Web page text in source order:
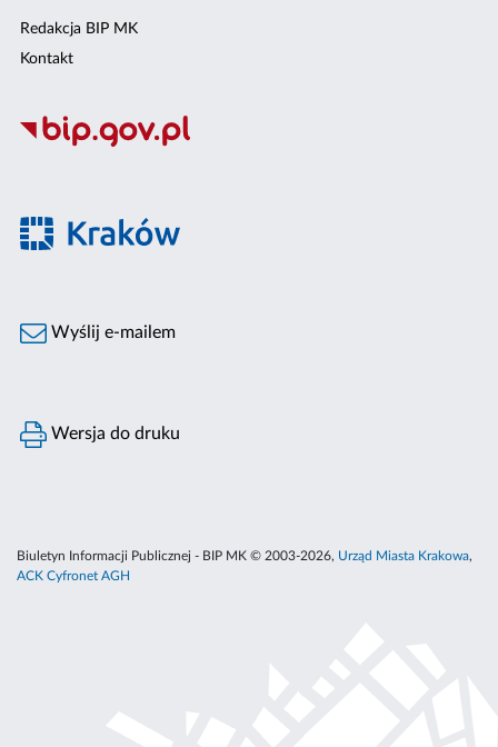
Redakcja BIP MK
Kontakt
Wyślij e-mailem
Wersja do druku
Biuletyn Informacji Publicznej - BIP MK © 2003-2026, Urząd Miasta Krakowa,
ACK Cyfronet AGH